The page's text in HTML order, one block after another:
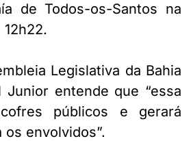
de Todos-os-Santos na
Legislativa da Bahia
entende que “essa
públicos e gerará
envolvidos”.